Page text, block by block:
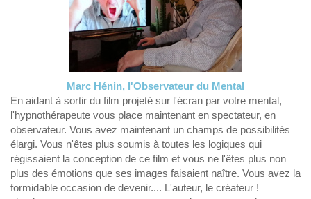
Marc Hénin, l'Observateur du Mental
En aidant à sortir du film projeté sur l'écran par votre mental,
l'hypnothérapeute vous place maintenant en spectateur, en
observateur. Vous avez maintenant un champs de possibilités
élargi. Vous n'êtes plus soumis à toutes les logiques qui
régissaient la conception de ce film et vous ne l'êtes plus non
plus des émotions que ses images faisaient naître. Vous avez la
formidable occasion de devenir.... L'auteur, le créateur !